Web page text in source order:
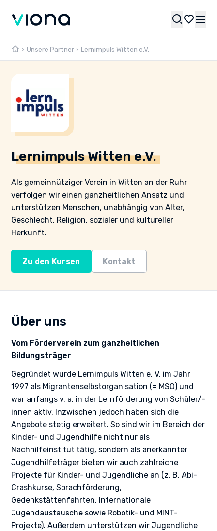
Unsere Partner Lernimpuls Witten e.V.
Lernimpuls Witten e.V.
Als gemeinnütziger Verein in Witten an der Ruhr
verfolgen wir einen ganzheitlichen Ansatz und
unterstützen Menschen, unabhängig von Alter,
Geschlecht, Religion, sozialer und kultureller
Herkunft.
Zu den Kursen Kontakt
Über uns
Vom Förderverein zum ganzheitlichen
Bildungsträger
Gegründet wurde Lernimpuls Witten e. V. im Jahr
1997 als Migrantenselbstorganisation (= MSO) und
war anfangs v. a. in der Lernförderung von Schüler/-
innen aktiv. Inzwischen jedoch haben sich die
Angebote stetig erweitert. So sind wir im Bereich der
Kinder- und Jugendhilfe nicht nur als
Nachhilfeinstitut tätig, sondern als anerkannter
Jugendhilfeträger bieten wir auch zahlreiche
Projekte für Kinder- und Jugendliche an (z. B. Abi-
Crashkurse, Sprachförderung,
Gedenkstättenfahrten, internationale
Jugendaustausche sowie Robotik- und MINT-
Projekte). Außerdem unterstützen wir Jugendliche